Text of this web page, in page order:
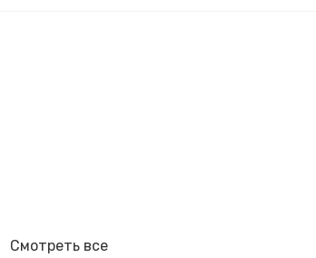
Смотреть все